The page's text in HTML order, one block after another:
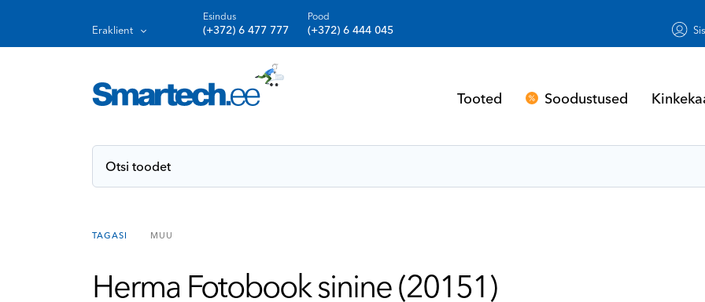
Eraklient
Esindus
(+372) 6 477 777
Pood
(+372) 6 444 045
Tooted Soodustused
TAGASI MUU
Herma Fotobook sinine (20151)